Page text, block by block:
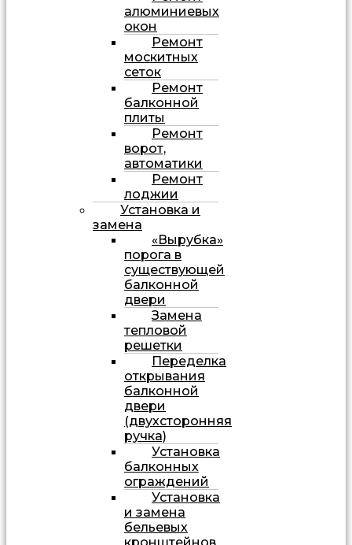
алюминиевых
окон
Ремонт
москитных
сеток
Ремонт
балконной
плиты
Ремонт
ворот,
автоматики
Ремонт
лоджии
Установка и
замена
«Вырубка»
порога в
существующей
балконной
двери
Замена
тепловой
решетки
Переделка
открывания
балконной
двери
(двухсторонняя
ручка)
Установка
балконных
ограждений
Установка
и замена
бельевых